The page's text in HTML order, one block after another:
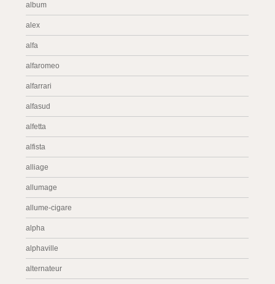
album
alex
alfa
alfaromeo
alfarrari
alfasud
alfetta
alfista
alliage
allumage
allume-cigare
alpha
alphaville
alternateur